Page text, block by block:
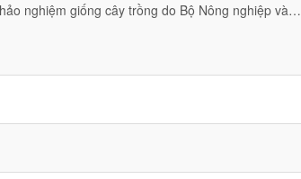
nghiệm giống cây trồng do Bộ Nông nghiệp và…